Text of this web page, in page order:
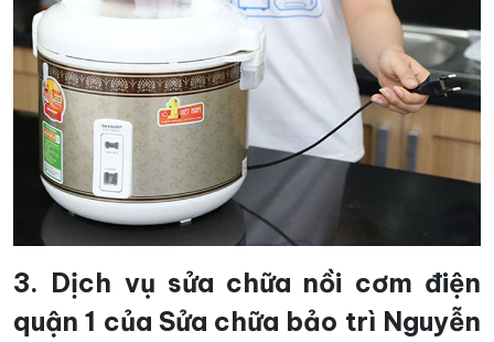
3. Dịch vụ sửa chữa nồi cơm điện
quận 1 của Sửa chữa bảo trì Nguyễn